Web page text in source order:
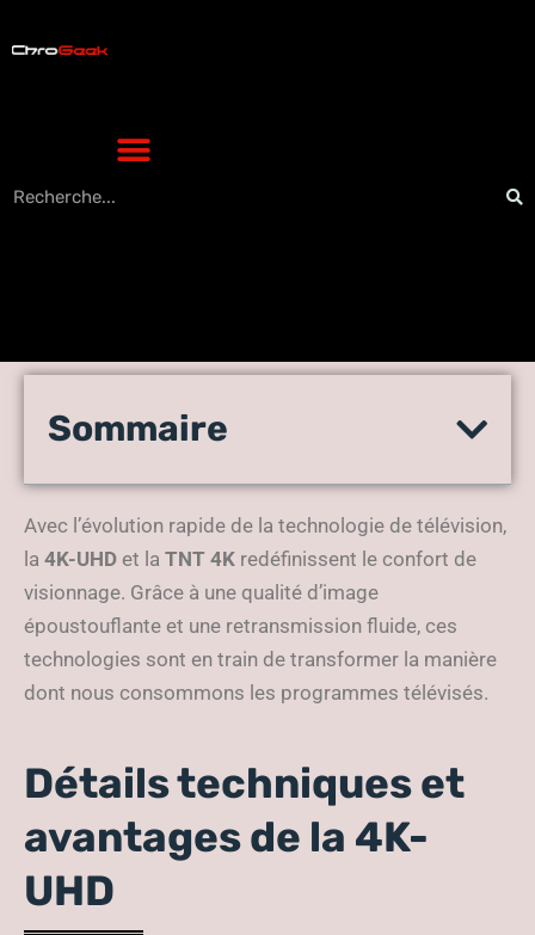
Transformez votre
avec la TV en 4K UHD !
Sommaire
Avec l’évolution rapide de la technologie de télévision,
la 4K-UHD et la TNT 4K redéfinissent le confort de
visionnage. Grâce à une qualité d’image
époustouflante et une retransmission fluide, ces
technologies sont en train de transformer la manière
dont nous consommons les programmes télévisés.
Détails techniques et
avantages de la 4K-
UHD